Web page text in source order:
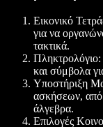
Εικονικό
για να
τακτικά.
Πληκτρολόγιο:
και σύμβολα
Υποστήριξη
ασκήσεων, από
άλγεβρα.
Επιλογές